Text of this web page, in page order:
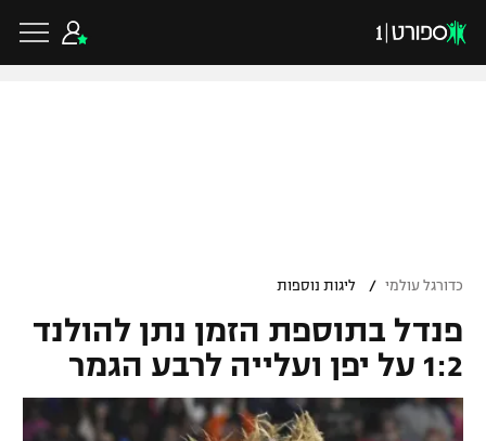
גביע הטוטו
ליגיונרים
ליגת האלופות
ליגה אירופית
ליגה אנגלית
כדורסל ישראלי
ליגת ווינר סל
כדורסל עולמי
כדורגל עולמי / ליגות נוספות
פנדל בתוספת הזמן נתן להולנד
1:2 על יפן ועלייה לרבע הגמר